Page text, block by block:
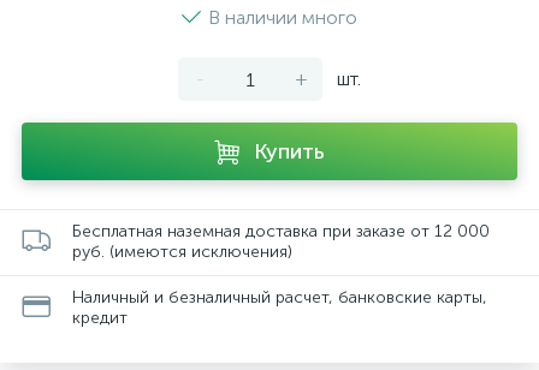
В наличии много
- + шт.
Купить
Бесплатная наземная доставка при заказе от 12 000
руб. (имеются исключения)
Наличный и безналичный расчет, банковские карты,
кредит